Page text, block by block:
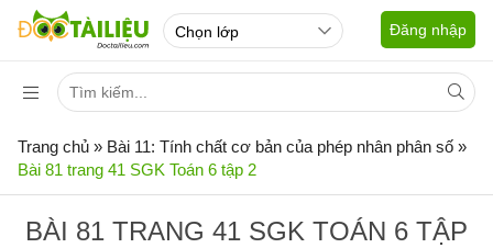
Đăng nhập
Trang chủ » Bài 11: Tính chất cơ bản của phép nhân phân số »
Bài 81 trang 41 SGK Toán 6 tập 2
BÀI 81 TRANG 41 SGK TOÁN 6 TẬP